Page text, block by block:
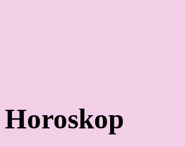
Horoskop